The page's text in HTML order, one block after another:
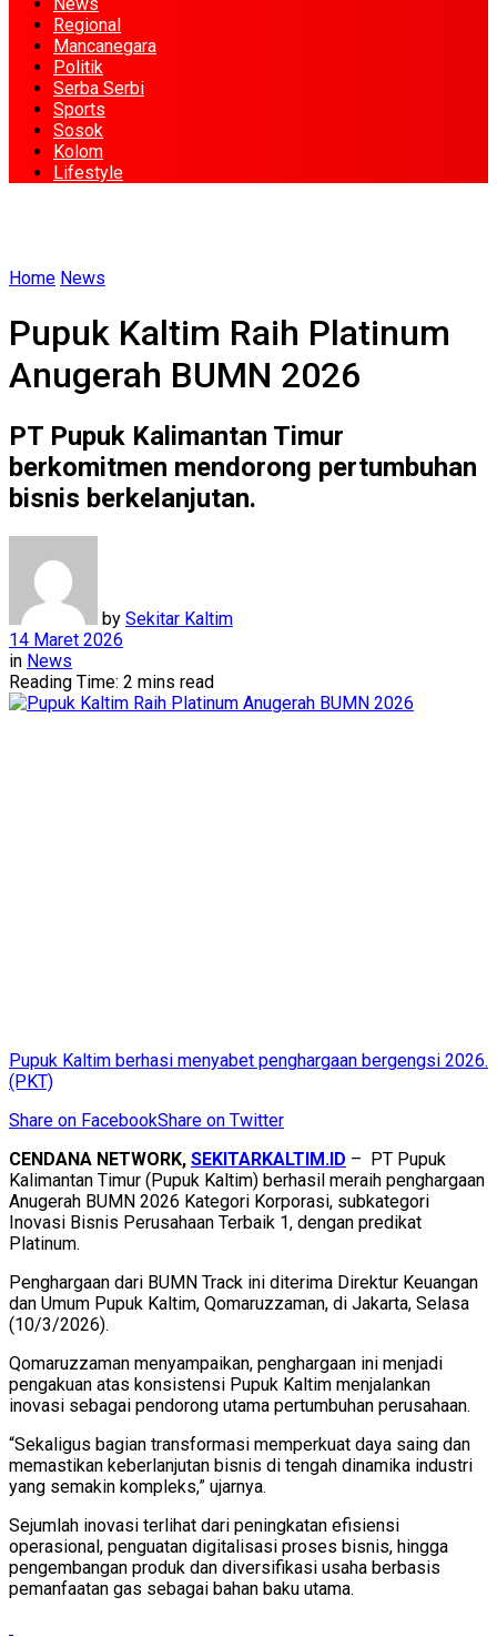
Regional
Mancanegara
Politik
Serba Serbi
Sports
Sosok
Kolom
Lifestyle
Home News
Pupuk Kaltim Raih Platinum
Anugerah BUMN 2026
PT Pupuk Kalimantan Timur
berkomitmen mendorong pertumbuhan
bisnis berkelanjutan.
by Sekitar Kaltim
14 Maret 2026
in News
Reading Time: 2 mins read
Pupuk Kaltim berhasi menyabet penghargaan bergengsi 2026.
(PKT)
Share on FacebookShare on Twitter
CENDANA NETWORK, SEKITARKALTIM.ID – PT Pupuk
Kalimantan Timur (Pupuk Kaltim) berhasil meraih penghargaan
Anugerah BUMN 2026 Kategori Korporasi, subkategori
Inovasi Bisnis Perusahaan Terbaik 1, dengan predikat
Platinum.
Penghargaan dari BUMN Track ini diterima Direktur Keuangan
dan Umum Pupuk Kaltim, Qomaruzzaman, di Jakarta, Selasa
(10/3/2026).
Qomaruzzaman menyampaikan, penghargaan ini menjadi
pengakuan atas konsistensi Pupuk Kaltim menjalankan
inovasi sebagai pendorong utama pertumbuhan perusahaan.
“Sekaligus bagian transformasi memperkuat daya saing dan
memastikan keberlanjutan bisnis di tengah dinamika industri
yang semakin kompleks,” ujarnya.
Sejumlah inovasi terlihat dari peningkatan efisiensi
operasional, penguatan digitalisasi proses bisnis, hingga
pengembangan produk dan diversifikasi usaha berbasis
pemanfaatan gas sebagai bahan baku utama.